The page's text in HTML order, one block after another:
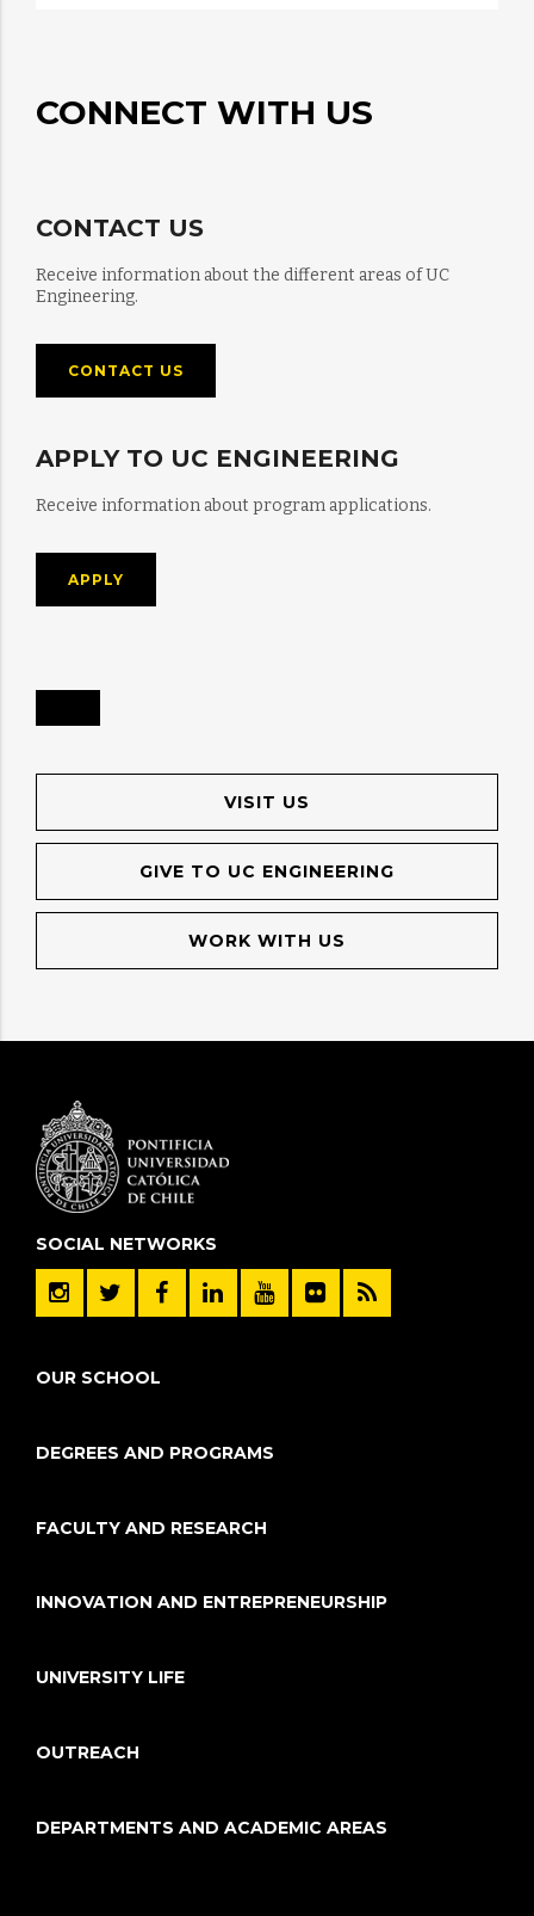
CONNECT WITH US
CONTACT US
Receive information about the different areas of UC
Engineering.
CONTACT US
APPLY TO UC ENGINEERING
Receive information about program applications.
APPLY
VISIT US
GIVE TO UC ENGINEERING
WORK WITH US
SOCIAL NETWORKS
OUR SCHOOL
DEGREES AND PROGRAMS
FACULTY AND RESEARCH
INNOVATION AND ENTREPRENEURSHIP
UNIVERSITY LIFE
OUTREACH
DEPARTMENTS AND ACADEMIC AREAS